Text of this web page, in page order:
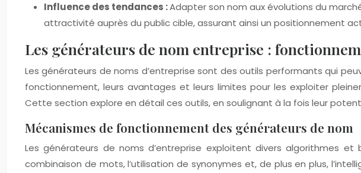
Influence des tendances :Adapter son nom aux évolutions du
attractivité auprès du public cible, assurant ainsi un positionnement
Les générateurs de nom entreprise :
Les générateurs de noms d’entreprise sont des outils performants qui
fonctionnement, leurs avantages et leurs limites pour les exploiter
Cette section explore en détail ces outils, en soulignant à la fois leur
Mécanismes de fonctionnement des générateurs de nom
Les générateurs de noms d’entreprise exploitent divers algorithmes
combinaison de mots, l’utilisation de synonymes et, de plus en plus,